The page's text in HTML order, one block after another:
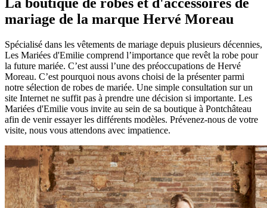
mariage de la marque Hervé Moreau
Spécialisé dans les vêtements de mariage depuis plusieurs décennies,
Les Mariées d'Emilie comprend l’importance que revêt la robe pour
la future mariée. C’est aussi l’une des préoccupations de Hervé
Moreau. C’est pourquoi nous avons choisi de la présenter parmi
notre sélection de robes de mariée. Une simple consultation sur un
site Internet ne suffit pas à prendre une décision si importante. Les
Mariées d'Emilie vous invite au sein de sa boutique à Pontchâteau
afin de venir essayer les différents modèles. Prévenez-nous de votre
visite, nous vous attendons avec impatience.